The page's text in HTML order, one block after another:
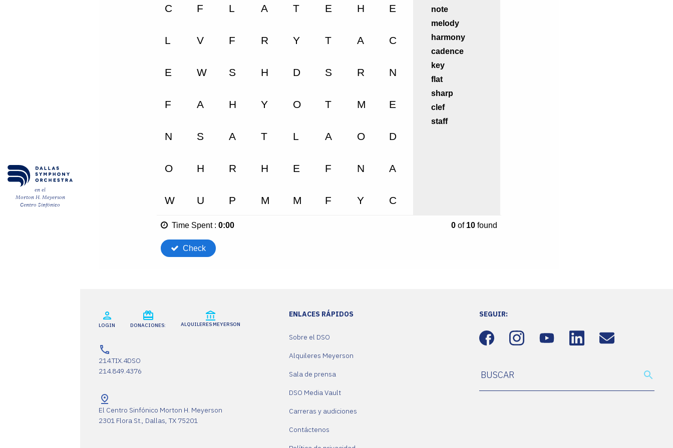
en el
Morton H. Meyerson
Centro Sinfónico
LOGIN DONACIONES: ALQUILERES MEYERSON
214.TIX.4DSO
214.849.4376
El Centro Sinfónico Morton H. Meyerson
2301 Flora St., Dallas, TX 75201
ENLACES RÁPIDOS
Sobre el DSO
Alquileres Meyerson
Sala de prensa
DSO Media Vault
Carreras y audiciones
Contáctenos
SEGUIR: